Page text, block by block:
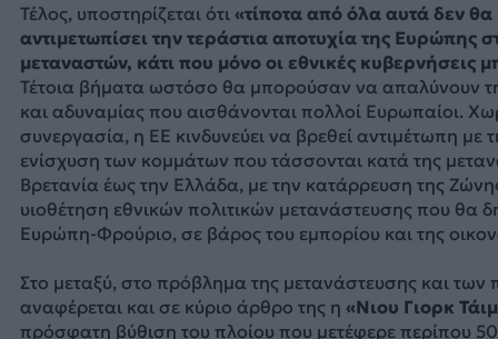
Τέλος, υποστηρίζεται ότι «τίποτα από όλα αυτά δεν
αντιμετωπίσει την τεράστια αποτυχία της Ευρώπης
μεταναστών, κάτι που μόνο οι εθνικές κυβερνήσεις
Τέτοια βήματα ωστόσο θα μπορούσαν να απαλύνουν
και αδυναμίας που αισθάνονται πολλοί Ευρωπαίοι.
συνεργασία, η ΕΕ κινδυνεύει να βρεθεί αντιμέτωπη με
ενίσχυση των κομμάτων που τάσσονται κατά της
Βρετανία έως την Ελλάδα, με την κατάρρευση της
υιοθέτηση εθνικών πολιτικών μετανάστευσης που θα
Ευρώπη-Φρούριο, σε βάρος του εμπορίου και της
Στο μεταξύ, στο πρόβλημα της μετανάστευσης και
αναφέρεται και σε κύριο άρθρο της η «Νιου Γιορκ
πρόσφατη βύθιση του πλοίου που μετέφερε περίπου